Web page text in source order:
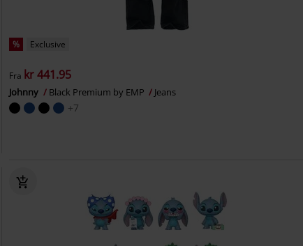
% Exclusive
Fra kr 441.95
Johnny Black Premium by EMP Jeans
+7